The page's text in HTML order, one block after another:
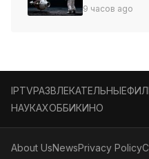
9 часов ago
IPTVРАЗВЛЕКАТЕЛЬНЫЕ
НАУКАХОББИКИНО
About UsNewsPrivacy Policy